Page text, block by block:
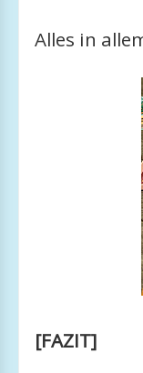
Alles in
[FAZIT]